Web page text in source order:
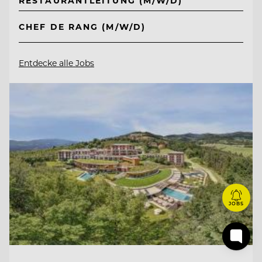
CHEF DE RANG (M/W/D)
Entdecke alle Jobs
JOBS